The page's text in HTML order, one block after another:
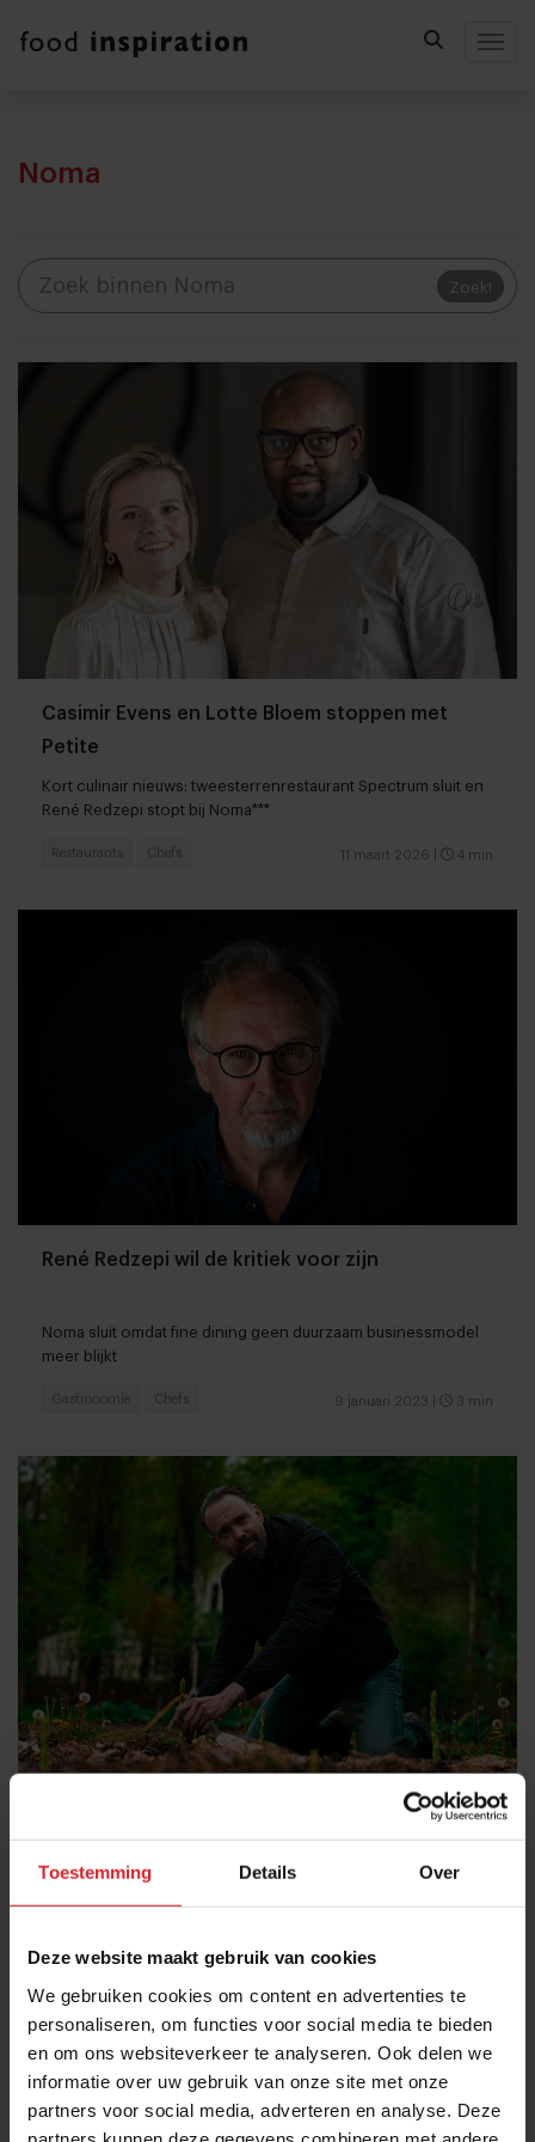
Toestemming Details Over
Deze website maakt gebruik van cookies
We gebruiken cookies om content en advertenties te
personaliseren, om functies voor social media te bieden
en om ons websiteverkeer te analyseren. Ook delen we
informatie over uw gebruik van onze site met onze
partners voor social media, adverteren en analyse. Deze
Noma
Zoek!
Casimir Evens en Lotte Bloem stoppen met
Petite
Kort culinair nieuws: tweesterrenrestaurant Spectrum sluit en
René Redzepi stopt bij Noma***
11 maart 2026 4 min
Restaurants Chefs
René Redzepi wil de kritiek voor zijn
Noma sluit omdat fine dining geen duurzaam businessmodel
meer blijkt
9 januari 2023 3 min
Gastronomie Chefs
De Nieuwe Winkel** beste groenterestaurant
ter wereld
Menu van de dag | Kort culinair nieuws
10 november 2022